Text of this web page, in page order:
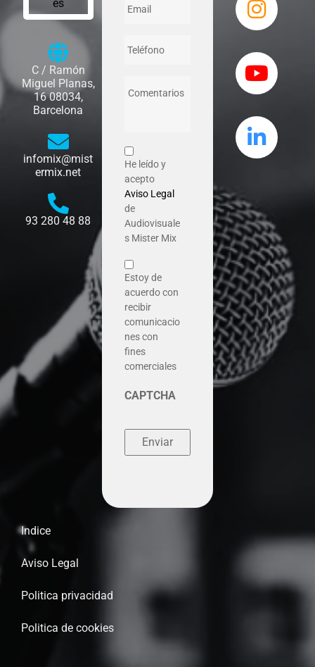
C / Ramón
Miguel Planas,
16 08034,
Barcelona
infomix@mist
ermix.net
93 280 48 88
He leído y
acepto
Aviso Legal
de
Audiovisuale
s Mister Mix
Estoy de
acuerdo con
recibir
comunicacio
nes con
fines
comerciales
CAPTCHA
Indice
Aviso Legal
Politica privacidad
Politica de cookies